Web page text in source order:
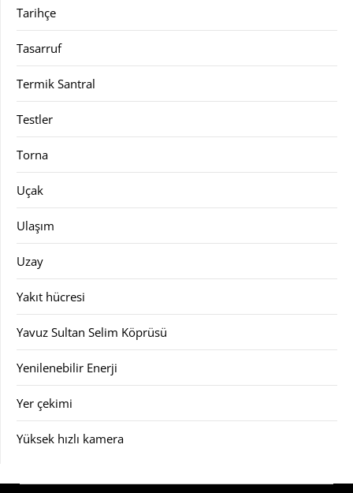
Tarihçe
Tasarruf
Termik Santral
Testler
Torna
Uçak
Ulaşım
Uzay
Yakıt hücresi
Yavuz Sultan Selim Köprüsü
Yenilenebilir Enerji
Yer çekimi
Yüksek hızlı kamera